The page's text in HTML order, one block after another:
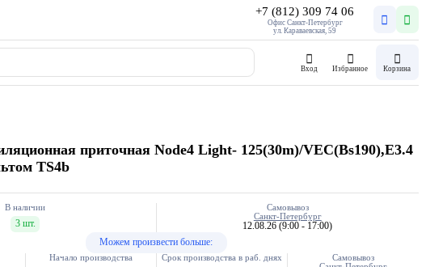
+7 (812) 309 74 06
Офис Санкт-Петербург
ул. Караваевская, 59
Вход Избранное Корзина
приточная Node4 Light- 125(30m)/VEC(Bs190),E3.4
TS4b
В наличии
3 шт.
Самовывоз
Санкт-Петербург
12.08.26(9:00 - 17:00)
Можем произвести больше:
Начало производства Срок производства в раб. днях
Самовывоз